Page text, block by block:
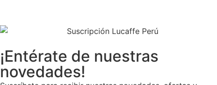
¡Entérate de nuestras
novedades!